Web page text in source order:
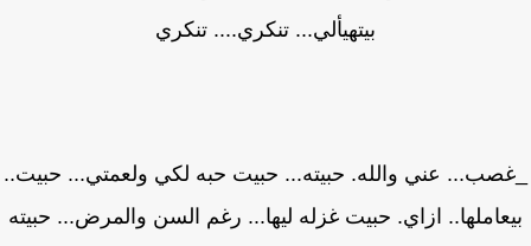
بيتهيألي... تنكري.... تنكري
عني والله. حبيته... حبيت حبه لكي ولعمتي... حبيت..
ازاي. حبيت غزله ليها... رغم السن والمرض... حبيته